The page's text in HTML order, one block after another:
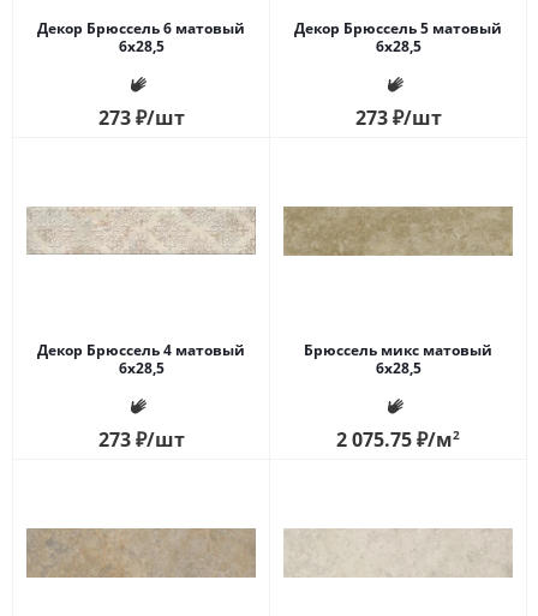
Декор Брюссель 6 матовый
6х28,5
273₽/шт
Декор Брюссель 5 матовый
6х28,5
273₽/шт
Декор Брюссель 4 матовый
6х28,5
273₽/шт
Брюссель микс матовый
6х28,5
2 075.75₽/м2